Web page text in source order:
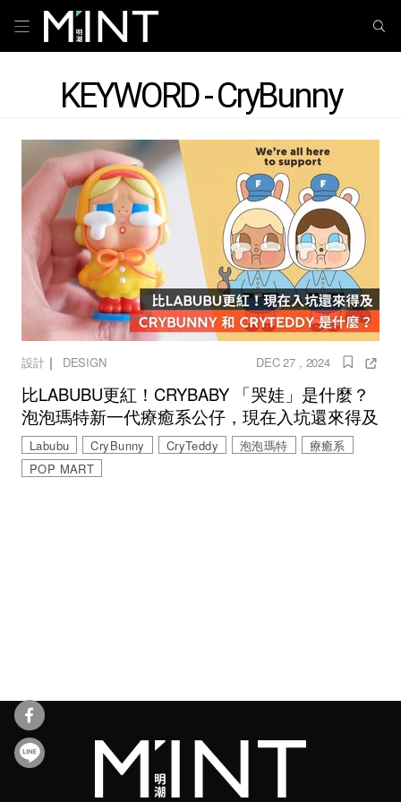
KEYWORD - CryBunny
設計｜ DESIGN DEC 27 , 2024
比LABUBU更紅！CRYBABY 「哭娃」是什麼？
泡泡瑪特新一代療癒系公仔，現在入坑還來得及
Labubu CryBunny CryTeddy 泡泡瑪特
療癒系
POP MART